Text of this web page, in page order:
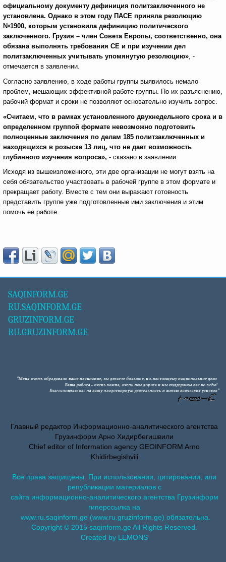
официальному документу дефиниция политзаключенного не
установлена. Однако в этом году ПАСЕ приняла резолюцию
№1900, которым установила дефиницию политического
заключенного. Грузия – член Совета Европы, соответственно, она
обязана выполнять требования СЕ и при изучении дел
политзаключенных учитывать упомянутую резолюцию», -
отмечается в заявлении.
Согласно заявлению, в ходе работы группы выявилось немало
проблем, мешающих эффективной работе группы. По их разъяснению,
рабочий формат и сроки не позволяют основательно изучить вопрос.
«Считаем, что в рамках установленного двухнедельного срока и в
определенном группой формате невозможно подготовить
полноценные заключения по делам 185 политзаключенных и
находящихся в розыске 13 лиц, что не дает возможность
глубинного изучения вопроса», - сказано в заявлении.
Исходя из вышеизложенного, эти две организации не могут взять на
себя обязательство участвовать в рабочей группе в этом формате и
прекращает работу. Вместе с тем они выражают готовность
представить группе уже подготовленные ими заключения и этим
помочь ее работе.
SAQINFORM.GE
RU.SAQINFORM.GE
GRUZINFORM.GE
RU.GRUZINFORM.GE
Главный редактор Информационно-аналитического агентства
Грузинформ Арно Хидирбегишвили
Chief editor of Information agency GEOINFORM Arno
Khidirbegishvili
Все права защищены. При использовании, цитировании, или
републикации материалов с
сайта информационно-аналитического агентства Грузинформ
гиперссылка на
www.ru.saqinform.ge (www.ru.gruzinform.ge) обязательна.
Copyright © 2015 saqinform.ge All Rights Reserved.
Created by LEMONS